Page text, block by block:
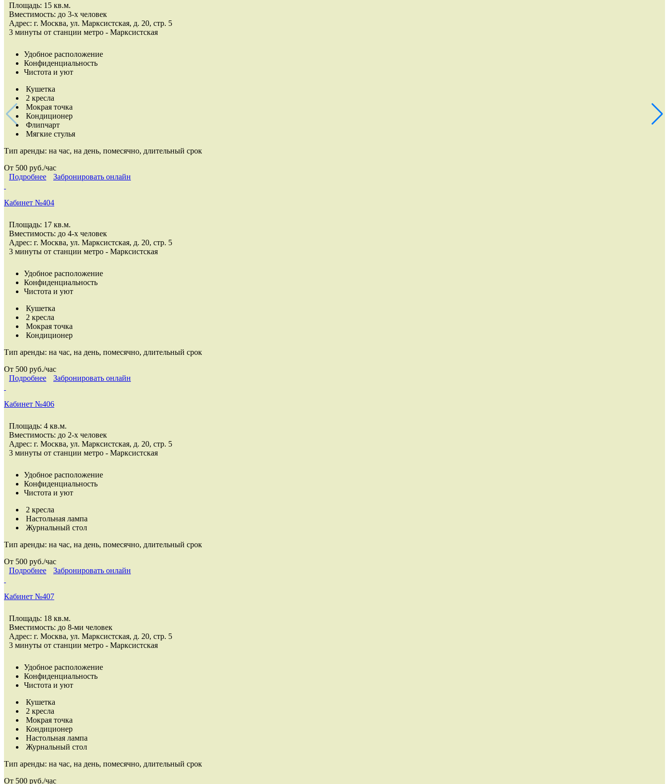
Площадь: 15 кв.м.
Вместимость: до 3-х человек
Адрес: г. Москва, ул. Марксистская, д. 20, стр. 5
3 минуты от станции метро - Марксистская
Удобное расположение
Конфиденциальность
Чистота и уют
Кушетка
2 кресла
Мокрая точка
Кондиционер
Флипчарт
Мягкие стулья
Тип аренды: на час, на день, помесячно, длительный срок
От 500 руб./час
Подробнее
Забронировать онлайн
Кабинет №404
Площадь: 17 кв.м.
Вместимость: до 4-х человек
Адрес: г. Москва, ул. Марксистская, д. 20, стр. 5
3 минуты от станции метро - Марксистская
Удобное расположение
Конфиденциальность
Чистота и уют
Кушетка
2 кресла
Мокрая точка
Кондиционер
Тип аренды: на час, на день, помесячно, длительный срок
От 500 руб./час
Подробнее
Забронировать онлайн
Кабинет №406
Площадь: 4 кв.м.
Вместимость: до 2-х человек
Адрес: г. Москва, ул. Марксистская, д. 20, стр. 5
3 минуты от станции метро - Марксистская
Удобное расположение
Конфиденциальность
Чистота и уют
2 кресла
Настольная лампа
Журнальный стол
Тип аренды: на час, на день, помесячно, длительный срок
От 500 руб./час
Подробнее
Забронировать онлайн
Кабинет №407
Площадь: 18 кв.м.
Вместимость: до 8-ми человек
Адрес: г. Москва, ул. Марксистская, д. 20, стр. 5
3 минуты от станции метро - Марксистская
Удобное расположение
Конфиденциальность
Чистота и уют
Кушетка
2 кресла
Мокрая точка
Кондиционер
Настольная лампа
Журнальный стол
Тип аренды: на час, на день, помесячно, длительный срок
От 500 руб./час